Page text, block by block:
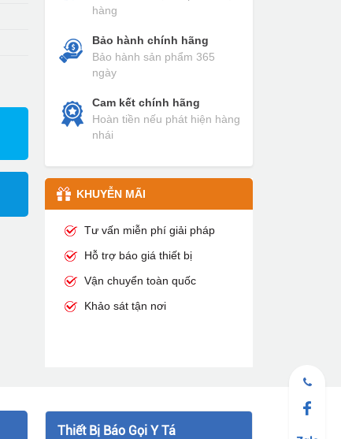
hàng
Bảo hành chính hãng
Bảo hành sản phẩm 365
ngày
Cam kết chính hãng
Hoàn tiền nếu phát hiện hàng
nhái
KHUYỄN MÃI
Tư vấn miễn phí giải pháp
Hỗ trợ báo giá thiết bị
Vận chuyển toàn quốc
Khảo sát tận nơi
Thiết Bị Báo Gọi Y Tá